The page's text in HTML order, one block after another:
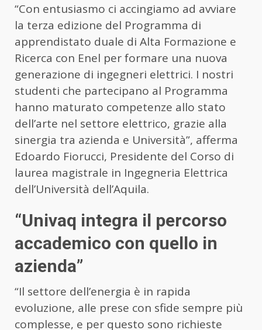
“Con entusiasmo ci accingiamo ad avviare
la terza edizione del Programma di
apprendistato duale di Alta Formazione e
Ricerca con Enel per formare una nuova
generazione di ingegneri elettrici. I nostri
studenti che partecipano al Programma
hanno maturato competenze allo stato
dell’arte nel settore elettrico, grazie alla
sinergia tra azienda e Università”, afferma
Edoardo Fiorucci, Presidente del Corso di
laurea magistrale in Ingegneria Elettrica
dell’Università dell’Aquila.
“Univaq integra il percorso
accademico con quello in
azienda”
“Il settore dell’energia è in rapida
evoluzione, alle prese con sfide sempre più
complesse, e per questo sono richieste